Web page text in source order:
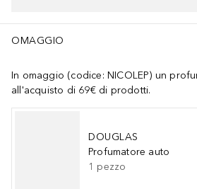
OMAGGIO
In omaggio (codice: NICOLEP) un
all'acquisto di 69€ di prodotti.
DOUGLAS
Profumatore auto
1 pezzo